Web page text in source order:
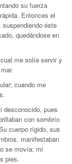
su fuerza
Entonces el
suspendiendo éste
quedándose en
me solía servir y
cuando me
desconocido, pues
con sombrío
cuerpo rígido, sus
manifestaban
se movía; mi
pies.